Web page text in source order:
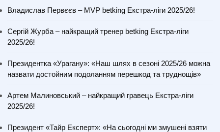
Владислав Первєєв – MVP betking Екстра-ліги 2025/26!
Сергій Журба – найкращий тренер betking Екстра-ліги
2025/26!
Президентка «Урагану»: «Наш шлях в сезоні 2025/26 можна
назвати достойним подоланням перешкод та труднощів»
Артем Малиновський – найкращий гравець Екстра-ліги
2025/26!
Президент «Тайр Експерт»: «На сьогодні ми змушені взяти